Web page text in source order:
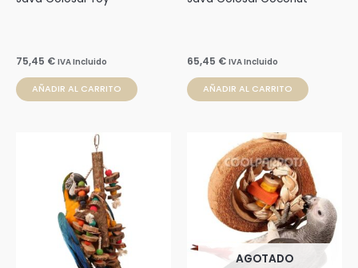
75,45 € IVA Incluido
AÑADIR AL CARRITO
65,45 € IVA Incluido
AÑADIR AL CARRITO
AGOTADO